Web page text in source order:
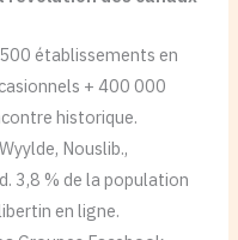
établissements en
+ 400 000
historique.
Wyylde, Nouslib.,
3,8 % de la population
en ligne.